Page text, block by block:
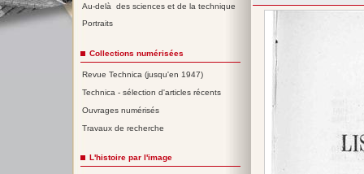
Au-delà des sciences et de la technique
Portraits
Collections numérisées
Revue Technica (jusqu'en 1947)
Technica - sélection d'articles récents
Ouvrages numérisés
Travaux de recherche
L'histoire par l'image